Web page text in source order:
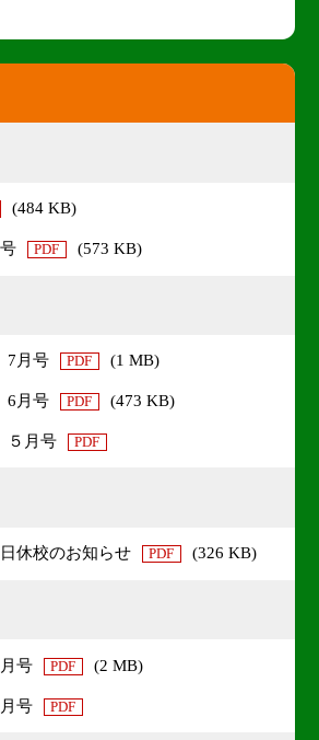
(484 KB)
PDF (573 KB)
7月号 PDF (1 MB)
6月号 PDF (473 KB)
５月号 PDF
休校のお知らせ PDF (326 KB)
号 PDF (2 MB)
号 PDF